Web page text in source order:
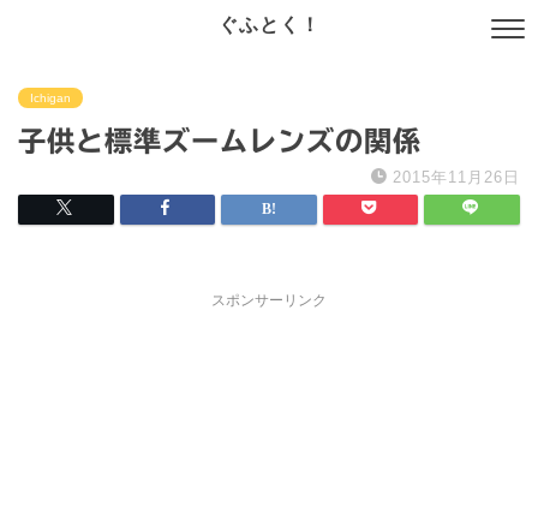
ぐふとく！
Ichigan
子供と標準ズームレンズの関係
2015年11月26日
スポンサーリンク